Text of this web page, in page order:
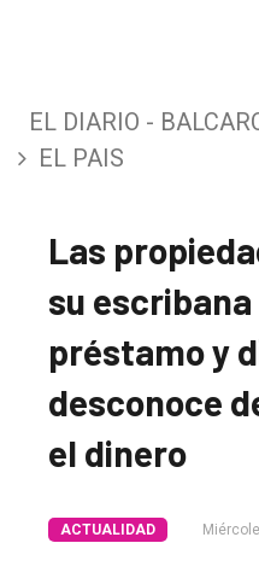
EL DIARIO -
EL PAIS
Las
su escribana
préstamo y
desconoce
el dinero
ACTUALIDAD